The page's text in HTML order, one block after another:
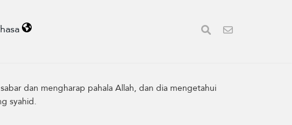
dan mengharap pahala Allah, dan dia mengetahui
syahid.